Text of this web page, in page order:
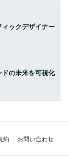
ックデザイナー
ドの未来を可視化
約 お問い合わせ